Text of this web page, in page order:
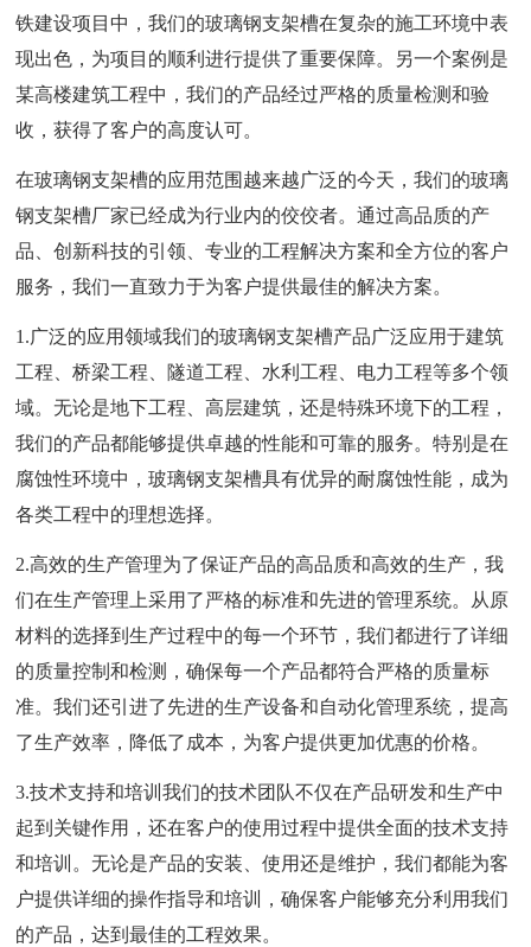
铁建设项目中，我们的玻璃钢支架槽在复杂的施工环境中表
现出色，为项目的顺利进行提供了重要保障。另一个案例是
某高楼建筑工程中，我们的产品经过严格的质量检测和验
收，获得了客户的高度认可。
在玻璃钢支架槽的应用范围越来越广泛的今天，我们的玻璃
钢支架槽厂家已经成为行业内的佼佼者。通过高品质的产
品、创新科技的引领、专业的工程解决方案和全方位的客户
服务，我们一直致力于为客户提供最佳的解决方案。
1.广泛的应用领域我们的玻璃钢支架槽产品广泛应用于建筑
工程、桥梁工程、隧道工程、水利工程、电力工程等多个领
域。无论是地下工程、高层建筑，还是特殊环境下的工程，
我们的产品都能够提供卓越的性能和可靠的服务。特别是在
腐蚀性环境中，玻璃钢支架槽具有优异的耐腐蚀性能，成为
各类工程中的理想选择。
2.高效的生产管理为了保证产品的高品质和高效的生产，我
们在生产管理上采用了严格的标准和先进的管理系统。从原
材料的选择到生产过程中的每一个环节，我们都进行了详细
的质量控制和检测，确保每一个产品都符合严格的质量标
准。我们还引进了先进的生产设备和自动化管理系统，提高
了生产效率，降低了成本，为客户提供更加优惠的价格。
3.技术支持和培训我们的技术团队不仅在产品研发和生产中
起到关键作用，还在客户的使用过程中提供全面的技术支持
和培训。无论是产品的安装、使用还是维护，我们都能为客
户提供详细的操作指导和培训，确保客户能够充分利用我们
的产品，达到最佳的工程效果。